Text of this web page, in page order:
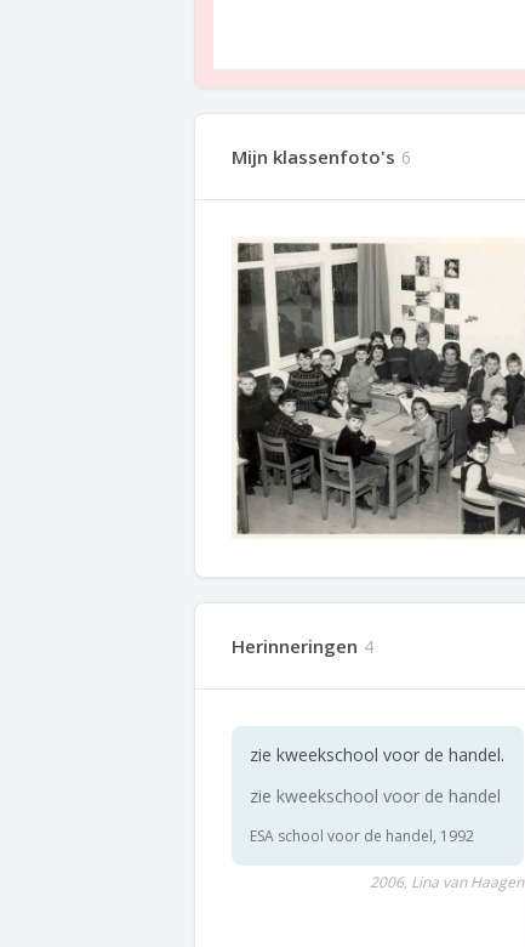
Mijn klassenfoto's 6
Herinneringen 4
zie kweekschool voor de handel.
zie kweekschool voor de handel
ESA school voor de handel, 1992
2006, Lina van Haagen